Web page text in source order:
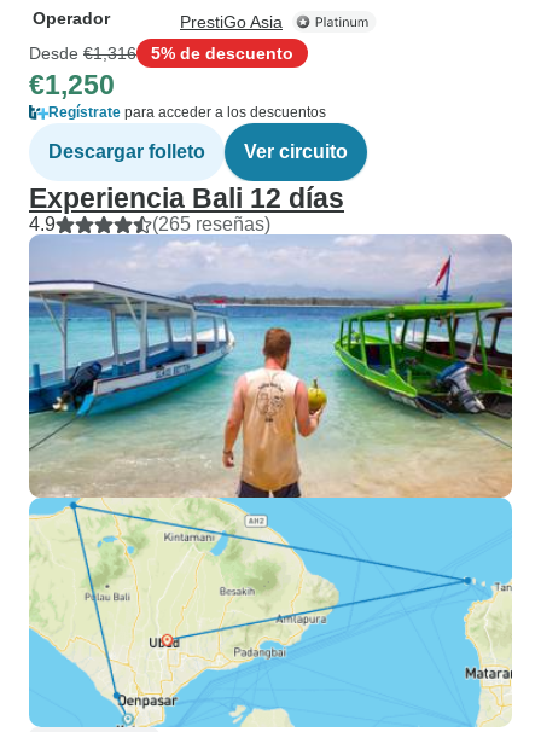
Operador
PrestiGo Asia
Desde €1,316 5% de descuento
€1,250
Regístrate para acceder a los descuentos
Descargar folleto Ver circuito
Experiencia Bali 12 días
4.9 (265 reseñas)